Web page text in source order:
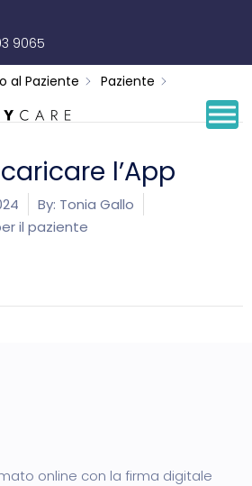
9065il paziente
al Paziente
Paziente
l’App
By: Tonia Gallo
il paziente
online con la firma digitale